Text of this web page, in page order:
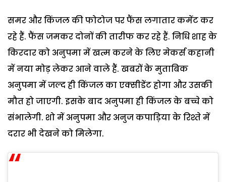
समर और किंजल की फोटोज पर फैंस लगातार कमेंट कर
रहे हैं. फैंस जमकर दोनों की तारीफ कर रहे हैं. निधि शाह के
किरदार को अनुपमा में खत्म करने के लिए मेकर्स कहानी
में नया मोड़ लेकर आने वाले हैं. खबरों के मुताबिक
अनुपमा में जल्द ही किंजल का एक्सीडेंट होगा और उसकी
मौत हो जाएगी. इसके बाद अनुपमा ही किंजल के बच्चे को
संभालेगी. शो में अनुपमा और अनुज कपाड़िया के रिश्ते में
दरार भी देखने को मिलेगा.